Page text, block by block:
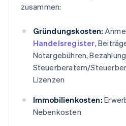
zusammen:
Gründungskosten:
Handelsregister,
Notargebühren,
Steuerberatern/
Lizenzen
Immobilienkosten:
Nebenkosten